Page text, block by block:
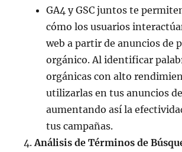
GA4 y GSC juntos te
cómo los usuarios
web a partir de anuncios de
orgánico. Al identificar
orgánicas con alto
utilizarlas en tus anuncios
aumentando así la
tus campañas.
Análisis de Términos de